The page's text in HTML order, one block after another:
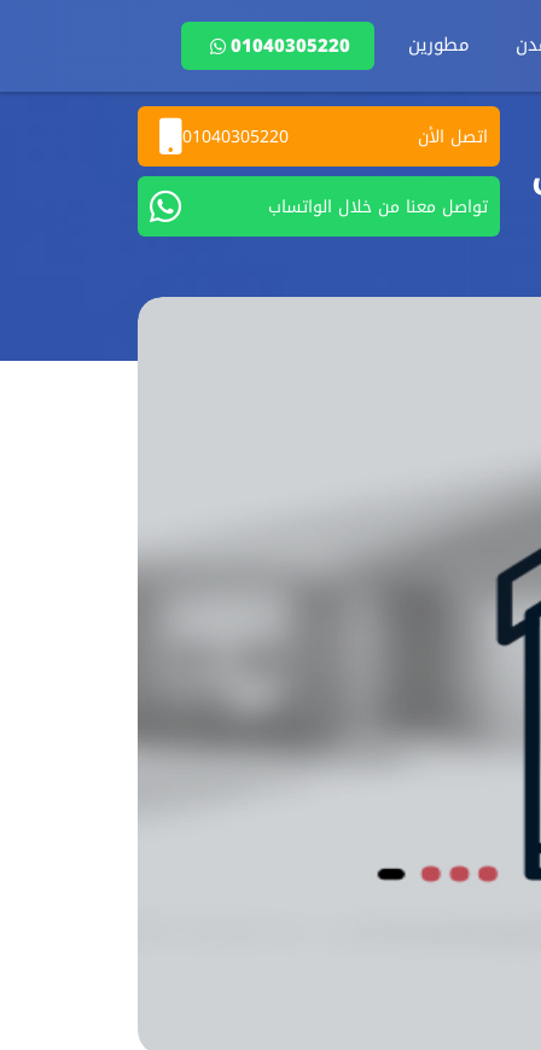
مطورين 01040305220
اتصل الأن 01040305220
تواصل معنا من خلال الواتساب